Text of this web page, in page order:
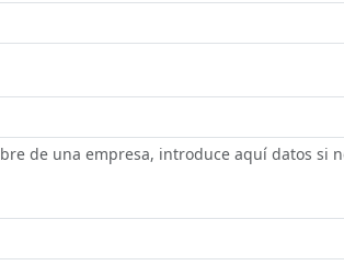
de una empresa, introduce aquí datos si